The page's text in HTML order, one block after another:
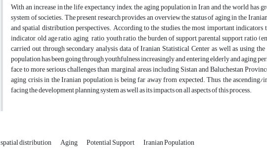
With an increase in the life expectancy index, the aging population in Iran and the world
system of societies. The present research provides an overview the status of aging in the
and spatial distribution perspectives. According to the studies, the most important
indicator, old age ratio, aging ratio, youth ratio, the burden of support, parental support ratio
carried out through secondary analysis data of Iranian Statistical Center as well as using
population has been going through youthfulness increasingly and entering elderly and aging
face to more serious challenges than marginal areas including Sistan and Baluchestan
aging crisis in the Iranian population is being far away from expected. Thus, the
facing the development planning system as well as its impacts on all aspects of this process.
spatial distribution Aging Potential Support Iranian Population